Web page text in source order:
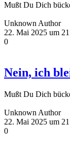
Mußt Du Dich
Unknown Author
22. Mai 2025 um
0
Nein, ich
Mußt Du Dich
Unknown Author
22. Mai 2025 um
0